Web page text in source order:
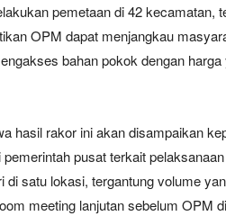
pemetaan di 42 kecamatan,
OPM dapat menjangkau
bahan pokok dengan
hasil rakor ini akan disampaikan
pusat terkait
di satu lokasi, tergantung volume
meeting lanjutan sebelum OPM